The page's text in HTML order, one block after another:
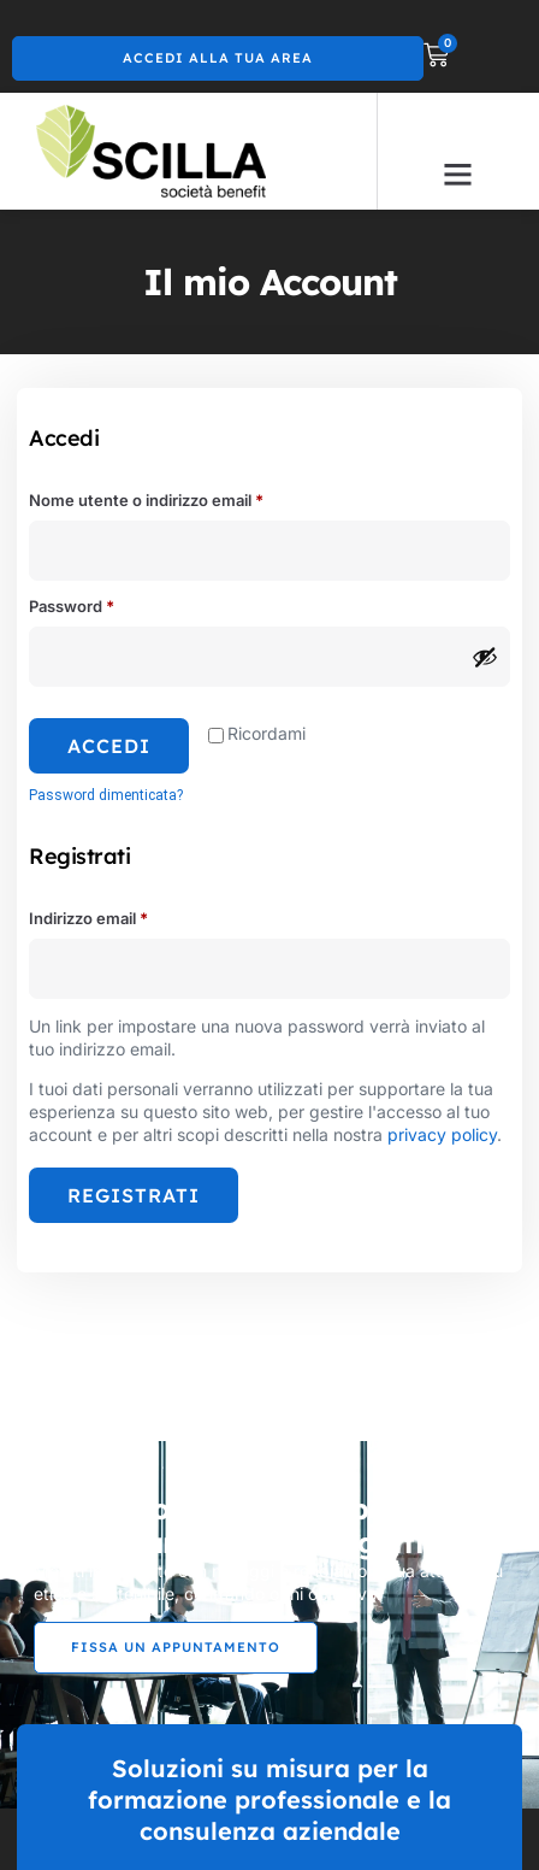
ACCEDI ALLA TUA AREA
0
Il mio Account
Accedi
Nome utente o indirizzo email *
Password *
Ricordami
ACCEDI
Password dimenticata?
Registrati
Indirizzo email *
Un link per impostare una nuova password verrà inviato al
tuo indirizzo email.
I tuoi dati personali verranno utilizzati per supportare la tua
esperienza su questo sito web, per gestire l'accesso al tuo
account e per altri scopi descritti nella nostra privacy policy.
REGISTRATI
Vi stiamo aspettando per
supportare i Vostri progetti
Mettiti in contatto con noi oggi e rendiamo la tua attività più
etica e sostenibile, centrando ogni obiettivo.
FISSA UN APPUNTAMENTO
Soluzioni su misura per la
formazione professionale e la
consulenza aziendale